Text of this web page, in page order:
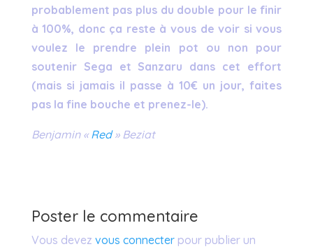
probablement pas plus du double pour le finir
à 100%, donc ça reste à vous de voir si vous
voulez le prendre plein pot ou non pour
soutenir Sega et Sanzaru dans cet effort
(mais si jamais il passe à 10€ un jour, faites
pas la fine bouche et prenez-le).
Benjamin « Red» Beziat
Poster le commentaire
Vous devez vous connecterpour publier un